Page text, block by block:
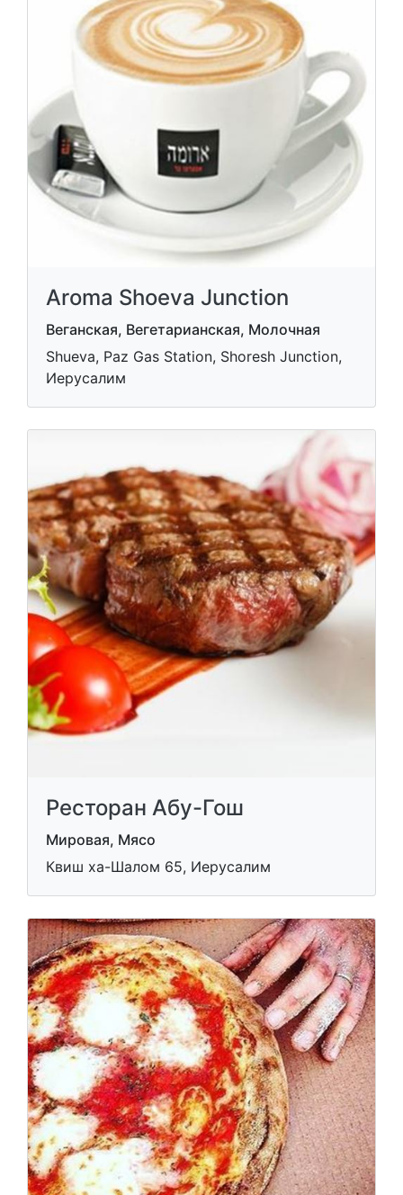
Aroma Shoeva Junction
Веганская, Вегетарианская, Молочная
Shueva, Paz Gas Station, Shoresh Junction,
Иерусалим
Ресторан Абу-Гош
Мировая, Мясо
Квиш ха-Шалом 65, Иерусалим